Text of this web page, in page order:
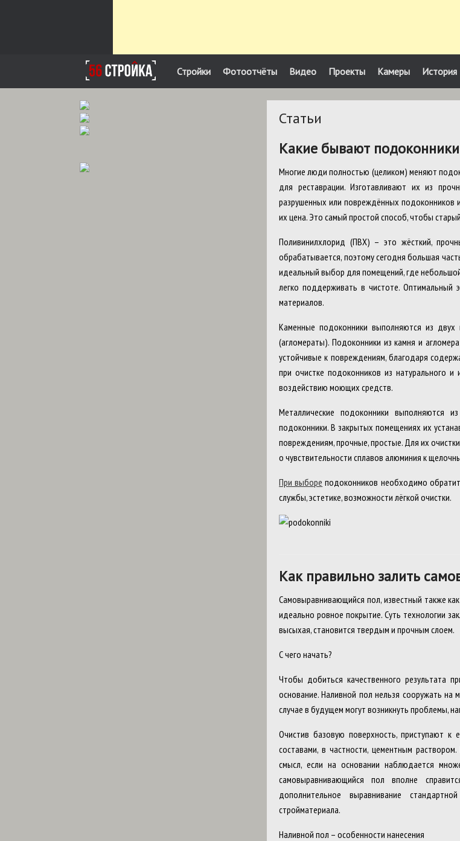
Стройки Фотоотчёты Видео Проекты Камеры История
Статьи
Какие бывают подоконники
Многие люди полностью (целиком) меняют
для реставрации. Изготавливают их из
разрушенных или повреждённых подоконников
их цена. Это самый простой способ, чтобы
Поливинилхлорид (ПВХ) – это жёсткий,
обрабатывается, поэтому сегодня большая
идеальный выбор для помещений, где
легко поддерживать в чистоте. Оптимальный
материалов.
Каменные подоконники выполняются из двух
(агломераты). Подоконники из камня и
устойчивые к повреждениям, благодаря
при очистке подоконников из натурального и
воздействию моющих средств.
Металлические подоконники выполняются
подоконники. В закрытых помещениях их
повреждениям, прочные, простые. Для их
о чувствительности сплавов алюминия к
При выборе подоконников необходимо
службы, эстетике, возможности лёгкой очистки.
Как правильно залить
Самовыравнивающийся пол, известный также
идеально ровное покрытие. Суть технологии
высыхая, становится твердым и прочным слоем.
С чего начать?
Чтобы добиться качественного результата
основание. Наливной пол нельзя сооружать на
случае в будущем могут возникнуть проблемы,
Очистив базовую поверхность, приступают
составами, в частности, цементным
смысл, если на основании наблюдается
самовыравнивающийся пол вполне
дополнительное выравнивание
стройматериала.
Наливной пол – особенности нанесения